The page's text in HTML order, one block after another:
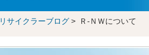
リサイクラーブログ > Ｒ-ＮＷについて